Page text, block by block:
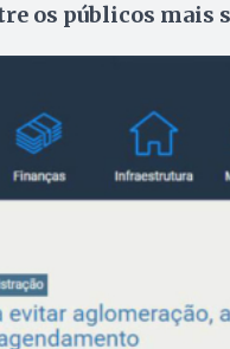
os públicos mais